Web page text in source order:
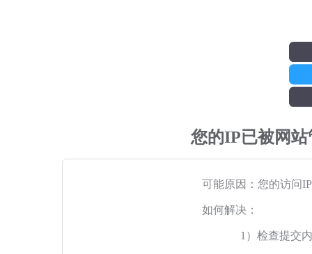
您的IP已被网
可能原因：您的访问
如何解决：
1）检查提交